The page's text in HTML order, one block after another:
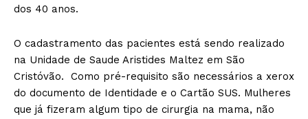
dos 40 anos.
O cadastramento das pacientes está sendo realizado
na Unidade de Saude Aristides Maltez em São
Cristóvão. Como pré-requisito são necessários a xerox
do documento de Identidade e o Cartão SUS. Mulheres
que já fizeram algum tipo de cirurgia na mama, não